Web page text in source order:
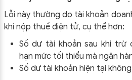
Lỗi này thường do tài khoản
khi nộp thuế điện tử, cụ thể hơn:
Số dư tài khoản sau khi trừ
hạn mức tối thiểu mà ngân
Số dư tài khoản hiện tại